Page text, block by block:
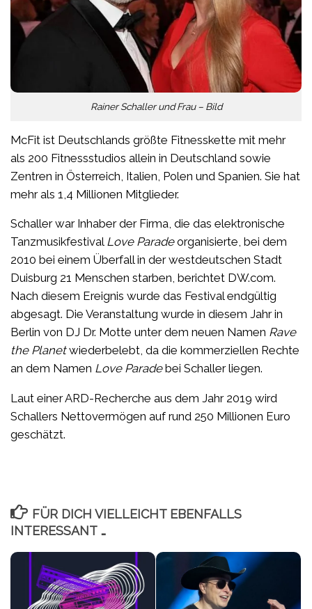
Rainer Schaller und Frau – Bild
McFit ist Deutschlands größte Fitnesskette mit mehr
als 200 Fitnessstudios allein in Deutschland sowie
Zentren in Österreich, Italien, Polen und Spanien. Sie hat
mehr als 1,4 Millionen Mitglieder.
Schaller war Inhaber der Firma, die das elektronische
Tanzmusikfestival Love Paradeorganisierte, bei dem
2010 bei einem Überfall in der westdeutschen Stadt
Duisburg 21 Menschen starben, berichtet DW.com.
Nach diesem Ereignis wurde das Festival endgültig
abgesagt. Die Veranstaltung wurde in diesem Jahr in
Berlin von DJ Dr. Motte unter dem neuen Namen Rave
the Planetwiederbelebt, da die kommerziellen Rechte
an dem Namen Love Paradebei Schaller liegen.
Laut einer ARD-Recherche aus dem Jahr 2019 wird
Schallers Nettovermögen auf rund 250 Millionen Euro
geschätzt.
FÜR DICH VIELLEICHT EBENFALLS
INTERESSANT …